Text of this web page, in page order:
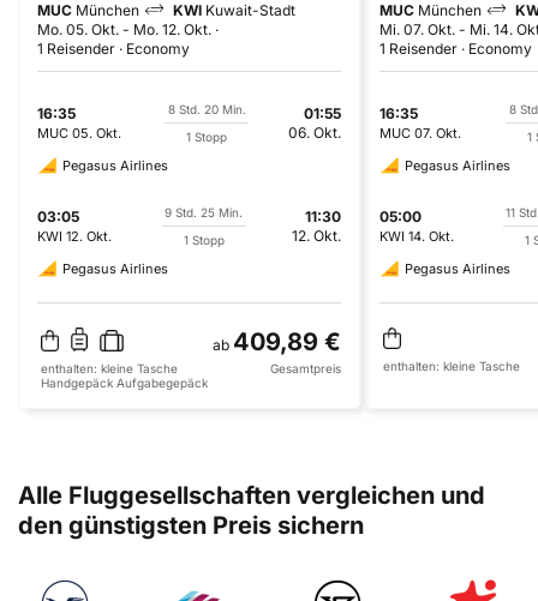
MUC München KWI Kuwait-Stadt
Mo. 05. Okt. - Mo. 12. Okt.
1 Reisender
Economy
16:35
MUC 05. Okt.
8 Std. 20 Min.
1 Stopp
01:55
06. Okt.
Pegasus Airlines
03:05
KWI 12. Okt.
9 Std. 25 Min.
1 Stopp
11:30
12. Okt.
Pegasus Airlines
ab 409,89 €
enthalten: kleine Tasche
Handgepäck Aufgabegepäck
Gesamtpreis
MUC München
Mi. 07. Okt. - Mi. 14.
1 Reisender
Economy
16:35
MUC 07. Okt.
8
1
Pegasus Airlines
05:00
KWI 14. Okt.
11
1
Pegasus Airlines
enthalten: kleine Tasche
Alle Fluggesellschaften vergleichen und
den günstigsten Preis sichern